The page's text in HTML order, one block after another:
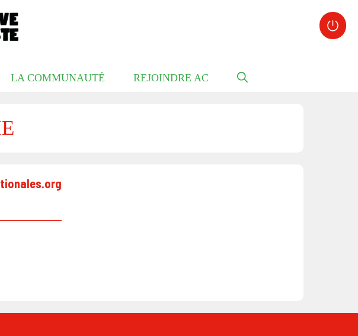
LA COMMUNAUTÉ REJOINDRE AC